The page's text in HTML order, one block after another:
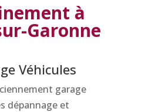
à
Garonne
Véhicules
garage
dépannage et